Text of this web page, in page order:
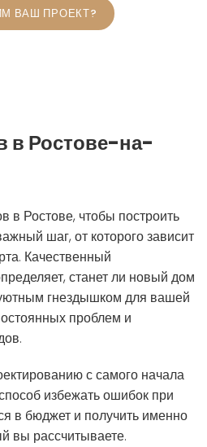
ВАШ ПРОЕКТ?
в Ростове-на-
в Ростове, чтобы построить
шаг, от которого зависит
Качественный
станет ли новый дом
гнездышком для вашей
проблем и
с самого начала
избежать ошибок при
в бюджет и получить именно
вы рассчитываете.